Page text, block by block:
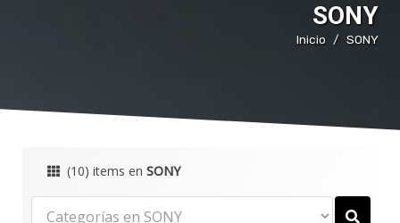
SONY
Inicio SONY
(10) items en SONY